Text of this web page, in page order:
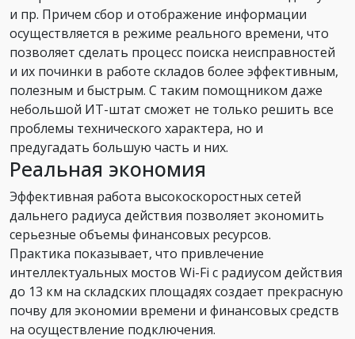
и пр. Причем сбор и отображение информации
осуществляется в режиме реального времени, что
позволяет сделать процесс поиска неисправностей
и их починки в работе складов более эффективным,
полезным и быстрым. С таким помощником даже
небольшой ИТ-штат сможет не только решить все
проблемы технического характера, но и
предугадать большую часть и них.
Реальная экономия
Эффективная работа высокоскоростных сетей
дальнего радиуса действия позволяет экономить
серьезные объемы финансовых ресурсов.
Практика показывает, что привлечение
интеллектуальных мостов Wi-Fi с радиусом действия
до 13 км на складских площадях создает прекрасную
почву для экономии времени и финансовых средств
на осуществление подключения.